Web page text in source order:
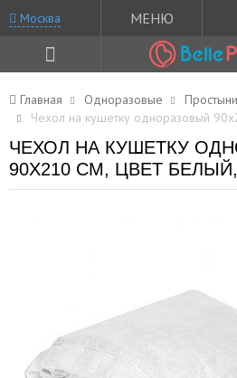
Москва МЕНЮ
Главная Одноразовые Простыни
Чехол на кушетку одноразовый
ЧЕХОЛ НА КУШЕТКУ
90X210 СМ, ЦВЕТ